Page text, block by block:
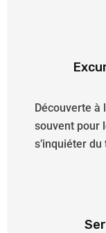
Découverte à
souvent pour
s’inquiéter